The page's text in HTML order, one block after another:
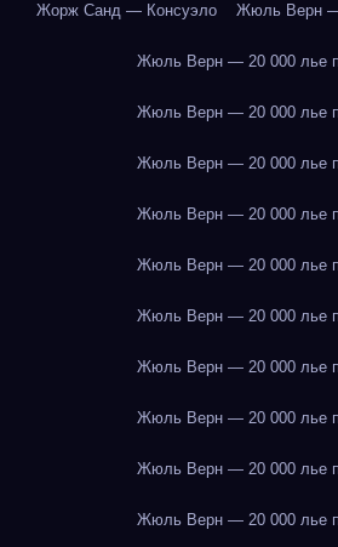
Жорж Санд — Консуэло Жюль Верн —
Жюль Верн — 20 000 лье
Жюль Верн — 20 000 лье
Жюль Верн — 20 000 лье
Жюль Верн — 20 000 лье
Жюль Верн — 20 000 лье
Жюль Верн — 20 000 лье
Жюль Верн — 20 000 лье
Жюль Верн — 20 000 лье
Жюль Верн — 20 000 лье
Жюль Верн — 20 000 лье